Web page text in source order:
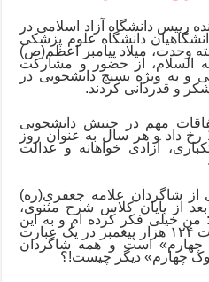
رییس دانشگاه آزاد اسلامی در
دانشگاه علوم پزشکی
وحدت، میلاد پیامبر اعظم(ص)
السلام، از حضور و مشارکت
و به ویژه بسیج دانشجویی در
از اتفاقات مهم در جنبش دانشجویی
ایران است که در سال 1332 رخ داد و هر سال به عنوان روز
آزادی خواهانه و عدالت
از شاگردان علامه جعفری(ره)
از پایان کلاس شرح مثنوی،
من خیلی فکر کرده ام و به این
جمع بندی رسیده ام که رسالت ۱۲۴ هزار پیغمبر در یک عبارت
است و همه شاگردان
چهارم» دیگر چیست!؟